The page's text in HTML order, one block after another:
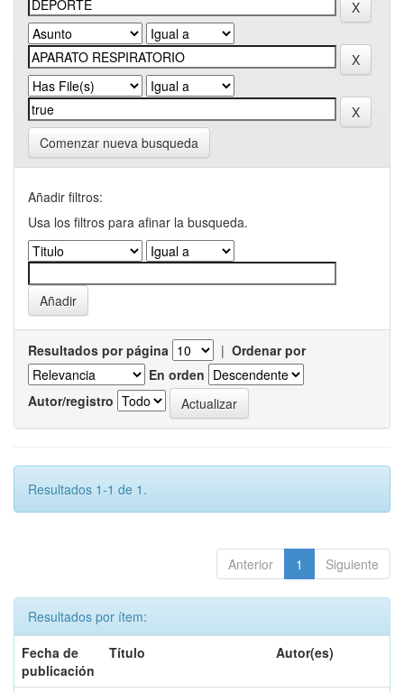
Comenzar nueva busqueda
Añadir filtros:
Usa los filtros para afinar la busqueda.
Resultados por página | Ordenar por
En orden
Autor/registro
Resultados 1-1 de 1.
Anterior 1 Siguiente
Resultados por ítem:
Fecha de
publicación
Título Autor(es)